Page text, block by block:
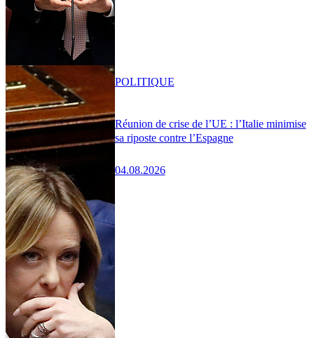
Réunion de crise de l’UE : l’Italie minimise
sa riposte contre l’Espagne
04.08.2026
POLITIQUE